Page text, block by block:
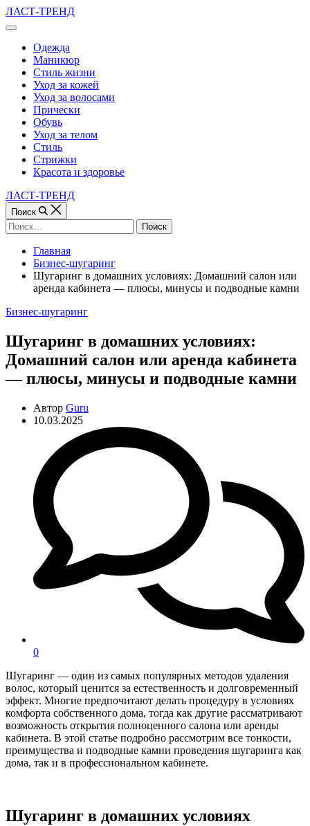
Перейти
к
ЛАСТ-ТРЕНД
Вне
холстаОдежда
Маникюр
Стиль жизни
Уход за кожей
Уход за волосами
Прически
Обувь
Уход за телом
Стиль
Стрижки
Красота и здоровье
ЛАСТ-ТРЕНД
Поиск
Найти:
Главная
Бизнес-шугаринг
Шугаринг в домашних условиях: Домашний салон или
аренда кабинета — плюсы, минусы и подводные камни
Рубрики
Бизнес-шугаринг
Шугаринг в домашних условиях:
Домашний салон или аренда кабинета
— плюсы, минусы и подводные камни
Автор Guru
10.03.2025
0
Шугаринг — один из самых популярных методов удаления
волос, который ценится за естественность и долговременный
эффект. Многие предпочитают делать процедуру в условиях
комфорта собственного дома, тогда как другие рассматривают
возможность открытия полноценного салона или аренды
кабинета. В этой статье подробно рассмотрим все тонкости,
преимущества и подводные камни проведения шугаринга как
дома, так и в профессиональном кабинете.
Шугаринг в домашних условиях